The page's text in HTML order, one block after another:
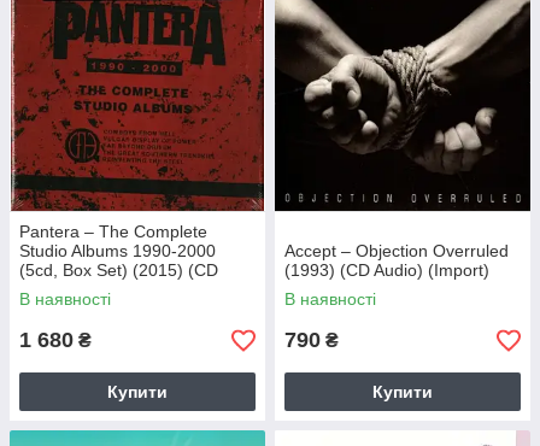
Pantera – The Complete
Studio Albums 1990-2000
(5cd, Box Set) (2015) (CD
Audio) (Import)
В наявності
1 680 ₴
Купити
Accept – Objection Overruled
(1993) (CD Audio) (Import)
В наявності
790 ₴
Купити